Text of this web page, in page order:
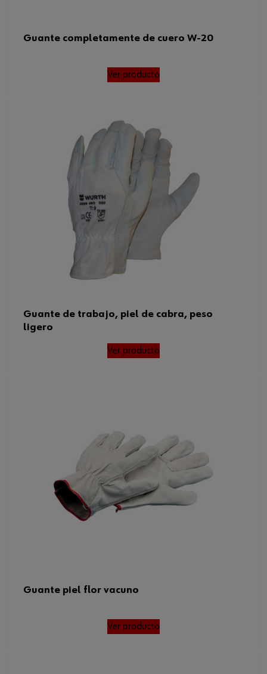
Guante completamente de cuero W-20
Ver producto
Guante de trabajo, piel de cabra, peso
ligero
Ver producto
Guante piel flor vacuno
Ver producto